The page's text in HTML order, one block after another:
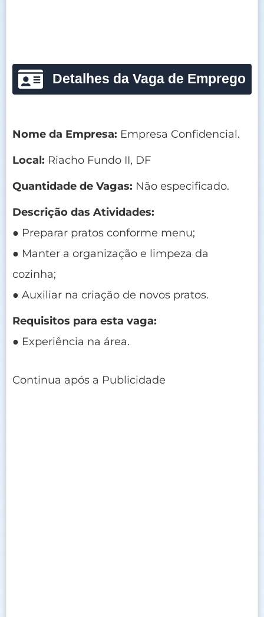
Detalhes da Vaga de Emprego
Nome da Empresa: Empresa Confidencial.
Local: Riacho Fundo II, DF
Quantidade de Vagas: Não especificado.
Descrição das Atividades:
● Preparar pratos conforme menu;
● Manter a organização e limpeza da
cozinha;
● Auxiliar na criação de novos pratos.
Requisitos para esta vaga:
● Experiência na área.
Continua após a Publicidade